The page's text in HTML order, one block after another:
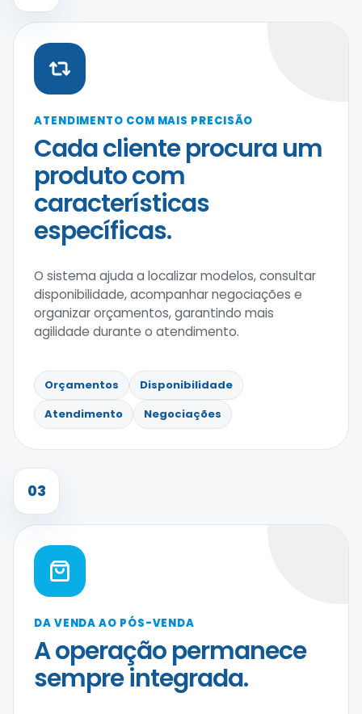
ATENDIMENTO COM MAIS PRECISÃO
Cada cliente procura um
produto com
características
específicas.
O sistema ajuda a localizar modelos, consultar
disponibilidade, acompanhar negociações e
organizar orçamentos, garantindo mais
agilidade durante o atendimento.
Orçamentos
Disponibilidade
Atendimento
Negociações
03
DA VENDA AO PÓS-VENDA
A operação permanece
sempre integrada.